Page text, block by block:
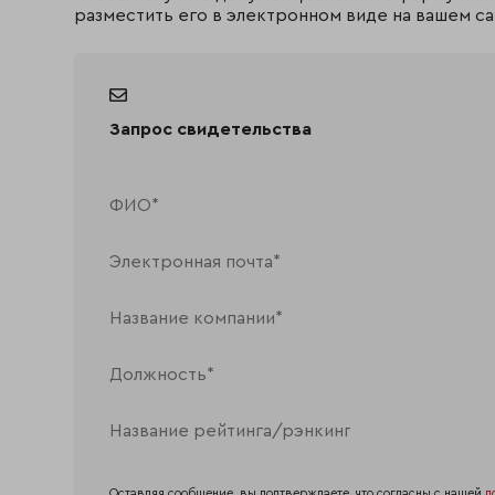
разместить его в электронном виде на вашем
Запрос свидетельства